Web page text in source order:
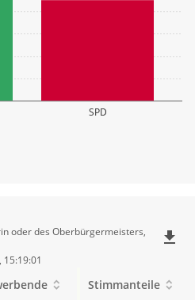
SPD
oder des Oberbürgermeisters,
15:19:01
file_download
Stimmanteile